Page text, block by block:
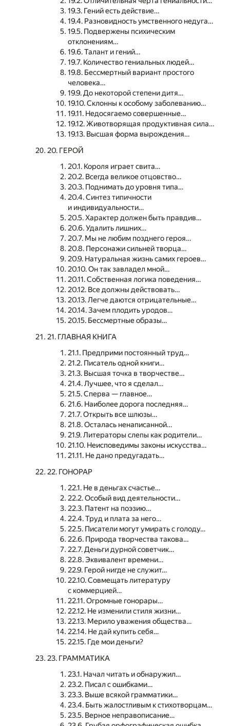
19.3. Гений есть действие…
19.4. Разновидность умственного недуга…
19.5. Подвержены психическим
отклонениям…
19.6. Талант и гений…
19.7. Количество гениальных людей…
19.8. Бессмертный вариант простого
человека…
19.9. До некоторой степени дитя…
19.10. Склонны к особому заболеванию…
19.11. Недосягаемо совершенные…
19.12. Животворящая продуктивная сила…
19.13. Высшая форма вырождения…
20. ГЕРОЙ
20.1. Короля играет свита…
20.2. Всегда великое отцовство…
20.3. Поднимать до уровня типа…
20.4. Синтез типичности
и индивидуальности…
20.5. Характер должен быть правдив…
20.6. Удалить лишних…
20.7. Мы не любим позднего героя…
20.8. Персонажи сильней творца…
20.9. Натуральная жизнь самих героев…
20.10. Он так завладел мной…
20.11. Собственная логика поведения…
20.12. Все должны действовать…
20.13. Легче даются отрицательные…
20.14. Зачем плодить уродов…
20.15. Бессмертные образы…
21. ГЛАВНАЯ КНИГА
21.1. Предприми постоянный труд…
21.2. Писатель одной книги…
21.3. Высшая точка в творчестве…
21.4. Лучшее, что я сделал…
21.5. Сперва — главное…
21.6. Наиболее дорога последняя…
21.7. Открыть все шлюзы…
21.8. Осталась ненаписанной…
21.9. Литераторы слепы как родители…
21.10. Неисповедимы законы искусства…
21.11. Не дано предугадать…
22. ГОНОРАР
22.1. Не в деньгах счастье…
22.2. Особый вид деятельности…
22.3. Патент на поэзию…
22.4. Труд и плата за него…
22.5. Писатели могут умирать с голоду…
22.6. Природа творчества такова…
22.7. Деньги дурной советчик…
22.8. Эквивалент времени…
22.9. Герой нигде не служит…
22.10. Совмещать литературу
с коммерцией…
22.11. Огромные гонорары…
22.12. Не изменили стиля жизни…
22.13. Мерило уважения общества…
22.14. Не дай купить себя…
22.15. Где мои деньги?
23. ГРАММАТИКА
23.1. Начал читать и обнаружил…
23.2. Писал с ошибками…
23.3. Выше всякой грамматики…
23.4. Быть жалостливым к стихотворцам…
23.5. Верное неправописание…